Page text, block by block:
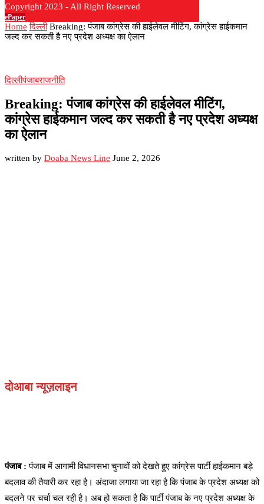
Copyright 2023 - All Right Reserved
ePaper
Home दिल्ली Breaking: पंजाब कांग्रेस की हाईलेवल मीटिंग, कांग्रेस हाईकमान
जल्द कर सकती है नए प्रदेश अध्यक्ष का ऐलान
दिल्लीपंजाबराजनीति
Breaking: पंजाब कांग्रेस की हाईलेवल मीटिंग,
कांग्रेस हाईकमान जल्द कर सकती है नए प्रदेश अध्यक्ष
का ऐलान
written by Doaba News Line June 2, 2026
दोआबा न्यूज़लाइन
पंजाब :पंजाब में आगामी विधानसभा चुनावों को देखते हुए कांग्रेस पार्टी हाईकमान बड़े
बदलाव की तैयारी कर रहा है। अंदाजा लगाया जा रहा है कि पंजाब के प्रदेश अध्यक्ष को
बदलने पर चर्चा चल रही है। अब हो सकता है कि पार्टी पंजाब के नए प्रदेश अध्यक्ष के